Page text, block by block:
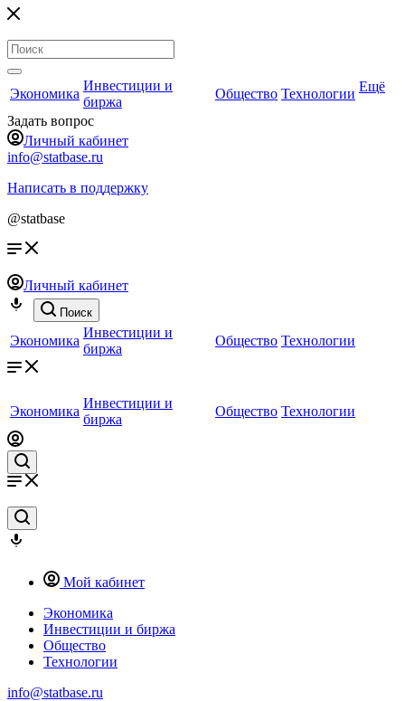
Экономика
Инвестиции и
биржа
Общество Технологии Ещё
Задать вопрос
Личный кабинет
info@statbase.ru
Написать в поддержку
@statbase
Личный кабинет
Поиск
Экономика
Инвестиции и
биржа
Общество Технологии
Экономика
Инвестиции и
биржа
Общество Технологии
Мой кабинет
Экономика
Инвестиции и биржа
Общество
Технологии
info@statbase.ru